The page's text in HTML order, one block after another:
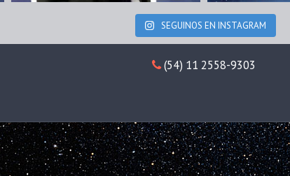
SEGUINOS EN INSTAGRAM
(54) 11 2558-9303